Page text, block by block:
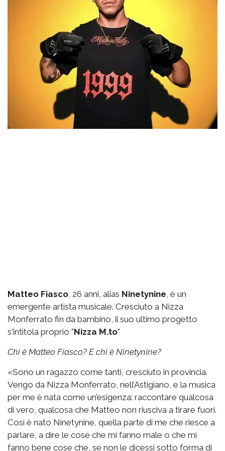
Matteo Fiasco , 26 anni, alias Ninetynine , è un
emergente artista musicale. Cresciuto a Nizza
Monferrato fin da bambino, il suo ultimo progetto
s'intitola proprio "Nizza M.to"
Chi è Matteo Fiasco? E chi è Ninetynine?
«Sono un ragazzo come tanti, cresciuto in provincia.
Vengo da Nizza Monferrato, nell’Astigiano, e la musica
per me è nata come un’esigenza: raccontare qualcosa
di vero, qualcosa che Matteo non riusciva a tirare fuori.
Così è nato Ninetynine, quella parte di me che riesce a
parlare, a dire le cose che mi fanno male o che mi
fanno bene cose che, se non le dicessi sotto forma di